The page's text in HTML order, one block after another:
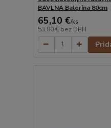
BAVLNA Balerína 80cm
65,10 €/ks
53,80 € bez DPH